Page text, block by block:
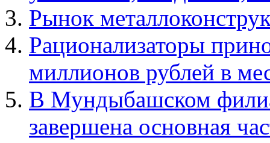
Рынок
Рационализаторы
миллионов рублей в
В Мундыбашском
завершена основная